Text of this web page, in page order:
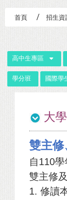
首頁 招生資
高中生專區
學分班 國際學
大
雙主
自110
雙主修
1. 修讀